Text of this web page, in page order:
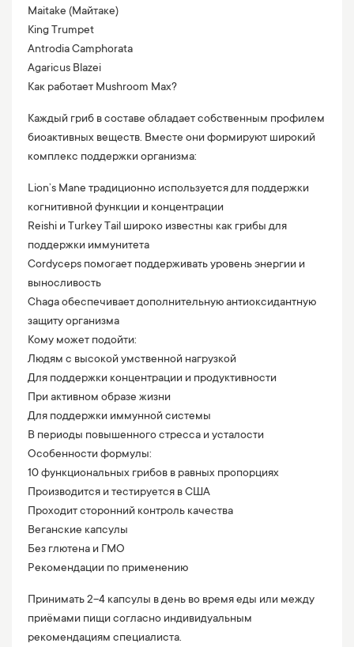
Maitake (Майтаке)
King Trumpet
Antrodia Camphorata
Agaricus Blazei
Как работает Mushroom Max?
Каждый гриб в составе обладает собственным профилем
биоактивных веществ. Вместе они формируют широкий
комплекс поддержки организма:
Lion’s Mane традиционно используется для поддержки
когнитивной функции и концентрации
Reishi и Turkey Tail широко известны как грибы для
поддержки иммунитета
Cordyceps помогает поддерживать уровень энергии и
выносливость
Chaga обеспечивает дополнительную антиоксидантную
защиту организма
Кому может подойти:
Людям с высокой умственной нагрузкой
Для поддержки концентрации и продуктивности
При активном образе жизни
Для поддержки иммунной системы
В периоды повышенного стресса и усталости
Особенности формулы:
10 функциональных грибов в равных пропорциях
Производится и тестируется в США
Проходит сторонний контроль качества
Веганские капсулы
Без глютена и ГМО
Рекомендации по применению
Принимать 2–4 капсулы в день во время еды или между
приёмами пищи согласно индивидуальным
рекомендациям специалиста.